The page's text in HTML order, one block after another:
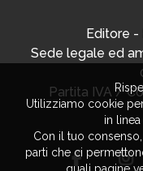
Editore -
Sede legale ed
Partita IVA /
Utilizziamo cookie
in
Con il tuo
parti che ci